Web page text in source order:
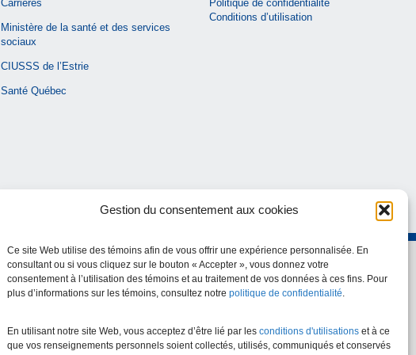
Gestion du consentement aux cookies
Ce site Web utilise des témoins afin de vous offrir une expérience personnalisée. En
consultant ou si vous cliquez sur le bouton « Accepter », vous donnez votre
consentement à l’utilisation des témoins et au traitement de vos données à ces fins. Pour
plus d’informations sur les témoins, consultez notre politique de confidentialité.
En utilisant notre site Web, vous acceptez d’être lié par les conditions d'utilisations et à ce
que vos renseignements personnels soient collectés, utilisés, communiqués et conservés
Carrières
Ministère de la santé et des services
sociaux
CIUSSS de l’Estrie
Santé Québec
Politique de confidentialité
Conditions d’utilisation